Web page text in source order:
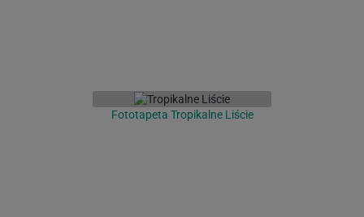
Fototapeta Tropikalne Liście